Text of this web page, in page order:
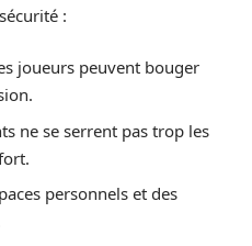
:
joueurs peuvent bouger
ne se serrent pas trop les
personnels et des